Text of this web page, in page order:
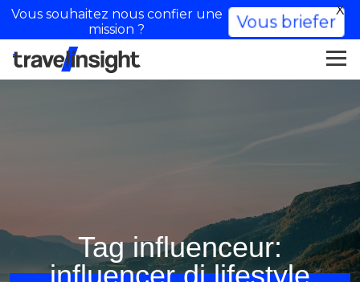
Tag influenceur:
influencer di lifestyle
Vous souhaitez nous confier une
mission ?
Vous briefer
X